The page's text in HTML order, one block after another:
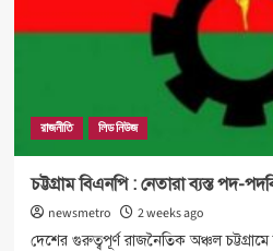
রাজনীতি লিড নিউজ
চট্টগ্রাম বিএনপি : নেতারা ব্যস্ত পদ-
newsmetro
2 weeks ago
দেশের গুরুত্বপূর্ণ রাজনৈতিক অঞ্চল